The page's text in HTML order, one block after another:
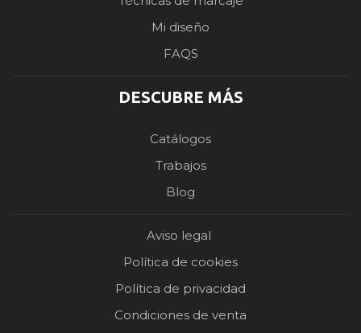
Mi diseño
FAQS
DESCUBRE MÁS
Catálogos
Trabajos
Blog
Aviso legal
Política de cookies
Política de privacidad
Condiciones de venta